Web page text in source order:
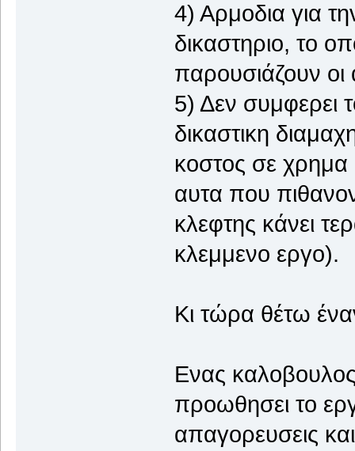
4) Αρμοδια για
δικαστηριο, το
παρουσιάζουν οι
5) Δεν συμφερει
δικαστικη
κοστος σε χρημα
αυτα που
κλεφτης κάνει
κλεμμενο εργο).
Κι τώρα θέτω
Ενας
προωθησει το
απαγορευσεις